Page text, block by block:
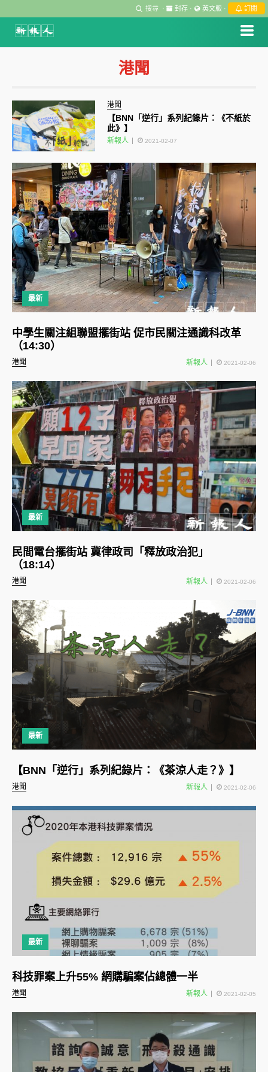
搜尋 · 封存 · 英文版 · 訂閱
港聞
港聞
【BNN「逆行」系列紀錄片：《不紙於
此》】
新報人 2021-02-07
最新
港聞
中學生關注組聯盟擺街站 促市民關注通識科改革
（14:30）
新報人 2021-02-06
最新
港聞
民間電台擺街站 冀律政司「釋放政治犯」
（18:14）
新報人 2021-02-06
最新
港聞
【BNN「逆行」系列紀錄片：《茶涼人走？》】
新報人 2021-02-06
最新
港聞
科技罪案上升55% 網購騙案佔總體一半
新報人 2021-02-05